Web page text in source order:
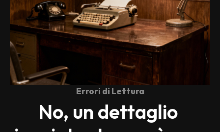
Accedi
Errori di Lettura
No, un dettaglio